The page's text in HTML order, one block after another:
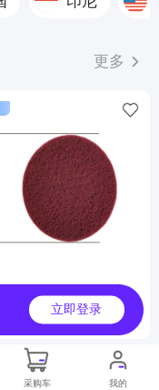
更多
洁布
月销 500000+
立即登录
采购车 我的